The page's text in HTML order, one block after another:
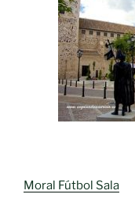
Moral Fútbol Sala